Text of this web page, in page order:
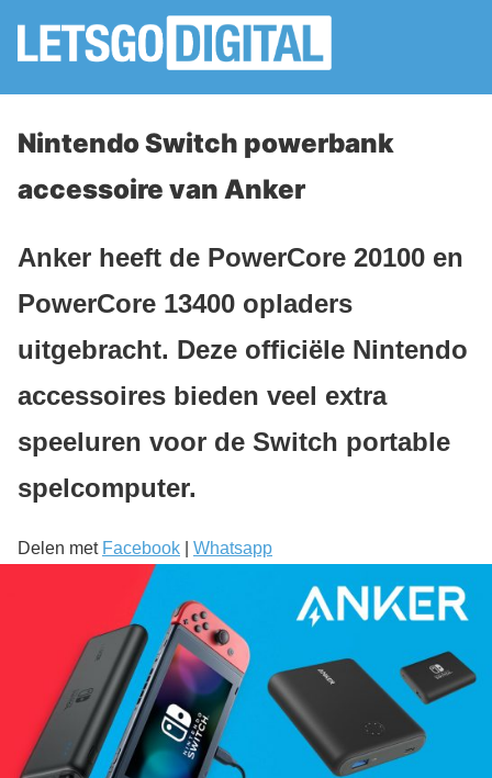
Nintendo Switch powerbank
accessoire van Anker
Anker heeft de PowerCore 20100 en
PowerCore 13400 opladers
uitgebracht. Deze officiële Nintendo
accessoires bieden veel extra
speeluren voor de Switch portable
spelcomputer.
Delen met Facebook Whatsapp